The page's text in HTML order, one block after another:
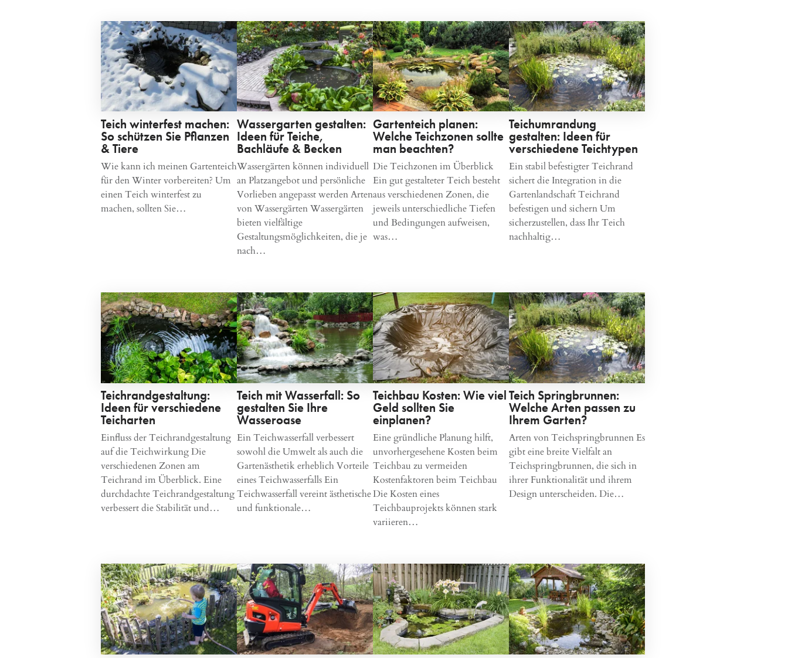
Teich winterfest machen:
So schützen Sie Pflanzen
& Tiere
Wie kann ich meinen Gartenteich
für den Winter vorbereiten? Um
einen Teich winterfest zu
machen, sollten Sie…
Wassergarten gestalten:
Ideen für Teiche,
Bachläufe & Becken
Wassergärten können individuell
an Platzangebot und persönliche
Vorlieben angepasst werden Arten
von Wassergärten Wassergärten
bieten vielfältige
Gestaltungsmöglichkeiten, die je
nach…
Gartenteich planen:
Welche Teichzonen sollte
man beachten?
Die Teichzonen im Überblick
Ein gut gestalteter Teich besteht
aus verschiedenen Zonen, die
jeweils unterschiedliche Tiefen
und Bedingungen aufweisen,
was…
Teichumrandung
gestalten: Ideen für
verschiedene Teichtypen
Ein stabil befestigter Teichrand
sichert die Integration in die
Gartenlandschaft Teichrand
befestigen und sichern Um
sicherzustellen, dass Ihr Teich
nachhaltig…
Teichrandgestaltung:
Ideen für verschiedene
Teicharten
Einfluss der Teichrandgestaltung
auf die Teichwirkung Die
verschiedenen Zonen am
Teichrand im Überblick. Eine
durchdachte Teichrandgestaltung
verbessert die Stabilität und…
Teich mit Wasserfall: So
gestalten Sie Ihre
Wasseroase
Ein Teichwasserfall verbessert
sowohl die Umwelt als auch die
Gartenästhetik erheblich Vorteile
eines Teichwasserfalls Ein
Teichwasserfall vereint ästhetische
und funktionale…
Teichbau Kosten: Wie viel
Geld sollten Sie
einplanen?
Eine gründliche Planung hilft,
unvorhergesehene Kosten beim
Teichbau zu vermeiden
Kostenfaktoren beim Teichbau
Die Kosten eines
Teichbauprojekts können stark
variieren…
Teich Springbrunnen:
Welche Arten passen zu
Ihrem Garten?
Arten von Teichspringbrunnen Es
gibt eine breite Vielfalt an
Teichspringbrunnen, die sich in
ihrer Funktionalität und ihrem
Design unterscheiden. Die…